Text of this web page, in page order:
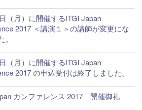
（月）に開催するITGI Japan
2017 ＜講演１＞の講師が変更にな
（月）に開催するITGI Japan
2017 の申込受付は終了しました。
カンファレンス 2017 開催御礼